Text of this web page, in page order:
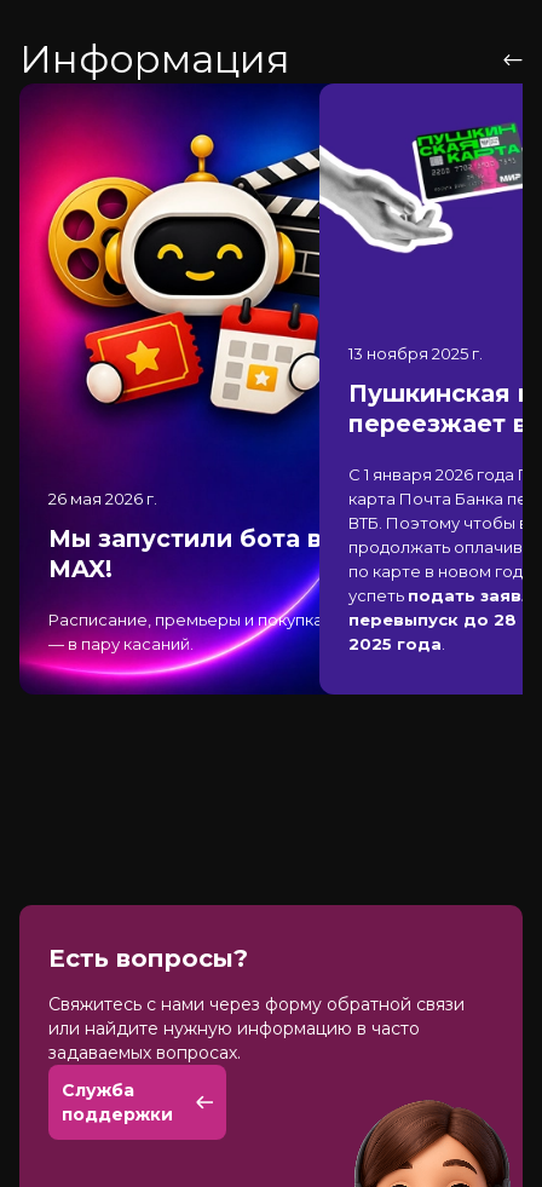
Информация
26 мая 2026 г.
Мы запустили бота в
MAX!
Расписание, премьеры и покупка
— в пару касаний.
13 ноября 2025 г.
Пушкинская
переезжает в
С 1 января 2026 года
карта Почта Банка
ВТБ . Поэтому чтобы
продолжать
по карте в новом
успеть подать
перевыпуск до 28
2025 года
Есть вопросы?
Cвяжитесь с нами через форму обратной связи
или найдите нужную информацию в часто
задаваемых вопросах.
Служба
поддержки